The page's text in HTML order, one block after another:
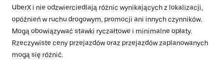
UberX i nie odzwierciedlają różnic wynikających z lokalizacji,
opóźnień w ruchu drogowym, promocji ani innych czynników.
Mogą obowiązywać stawki ryczałtowe i minimalne opłaty.
Rzeczywiste ceny przejazdów oraz przejazdów zaplanowanych
mogą się różnić.